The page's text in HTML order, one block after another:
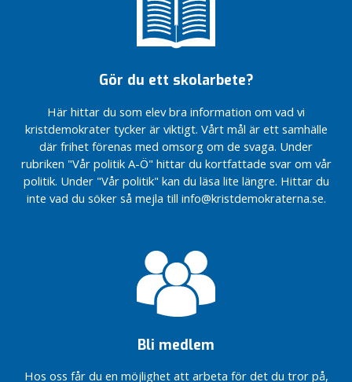
Gör du ett skolarbete?
Här hittar du som elev bra information om vad vi
kristdemokrater tycker är viktigt. Vårt mål är ett samhälle
där frihet förenas med omsorg om de svaga. Under
rubriken "Vår politik A-Ö" hittar du kortfattade svar om vår
politik. Under "Vår politik" kan du läsa lite längre. Hittar du
inte vad du söker så mejla till info@kristdemokraterna.se.
Bli medlem
Hos oss får du en möjlighet att arbeta för det du tror på,